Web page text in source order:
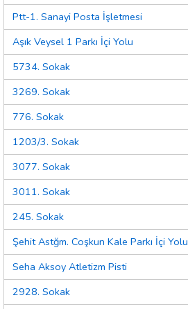
Ptt-1. Sanayi Posta İşletmesi
Aşık Veysel 1 Parkı İçi Yolu
5734. Sokak
3269. Sokak
776. Sokak
1203/3. Sokak
3077. Sokak
3011. Sokak
245. Sokak
Şehit Astğm. Coşkun Kale Parkı İçi Yolu
Seha Aksoy Atletizm Pisti
2928. Sokak